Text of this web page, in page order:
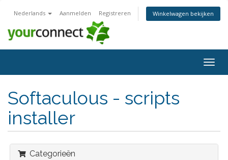
Nederlands Aanmelden Registreren Winkelwagen bekijken
in-/
Softaculous - scripts
installer
Categorieën